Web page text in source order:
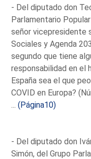
- Del diputado don
Parlamentario
señor vicepresidente
Sociales y Agenda
segundo que tiene
responsabilidad en el
España sea el que
COVID en Europa?
...(Página10)
- Del diputado don
Simón, del Grupo